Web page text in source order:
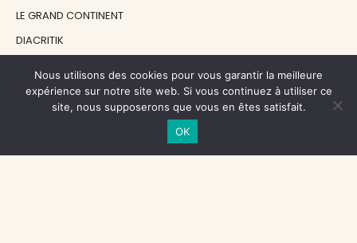
LE GRAND CONTINENT
DIACRITIK
NOS SOUTIENS
CENTRE NATIONAL DU LIVRE
Nous utilisons des cookies pour vous garantir la meilleure
expérience sur notre site web. Si vous continuez à utiliser ce
site, nous supposerons que vous en êtes satisfait.
OK